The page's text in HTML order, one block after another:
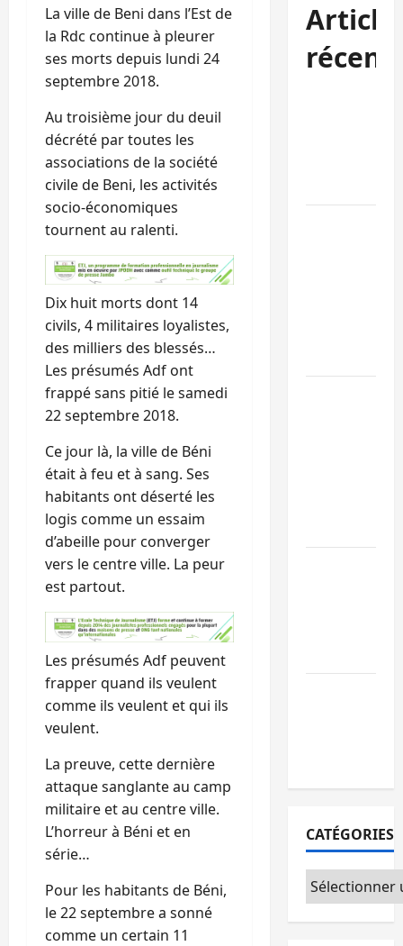
La ville de Beni dans l’Est de
la Rdc continue à pleurer
ses morts depuis lundi 24
septembre 2018.
Au troisième jour du deuil
décrété par toutes les
associations de la société
civile de Beni, les activités
socio-économiques
tournent au ralenti.
Dix huit morts dont 14
civils, 4 militaires loyalistes,
des milliers des blessés…
Les présumés Adf ont
frappé sans pitié le samedi
22 septembre 2018.
Ce jour là, la ville de Béni
était à feu et à sang. Ses
habitants ont déserté les
logis comme un essaim
d’abeille pour converger
vers le centre ville. La peur
est partout.
Les présumés Adf peuvent
frapper quand ils veulent
comme ils veulent et qui ils
veulent.
La preuve, cette dernière
attaque sanglante au camp
militaire et au centre ville.
L’horreur à Béni et en
série…
Pour les habitants de Béni,
le 22 septembre a sonné
comme un certain 11
CATÉGORIES
Catégories